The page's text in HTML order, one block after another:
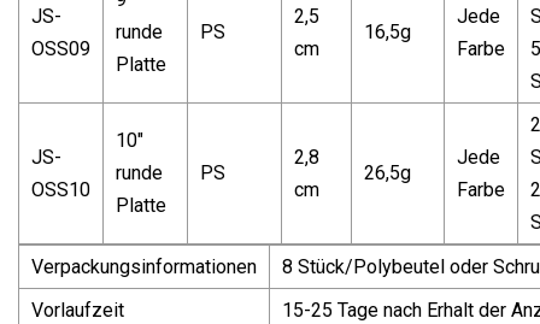
JS-
OSS09
runde
Platte
PS
2,5
cm
16,5g
Jede
Farbe
JS-
OSS10
10"
runde
Platte
PS
2,8
cm
26,5g
Jede
Farbe
Verpackungsinformationen
8 Stück/Polybeutel oder
Vorlaufzeit
15-25 Tage nach Erhalt der